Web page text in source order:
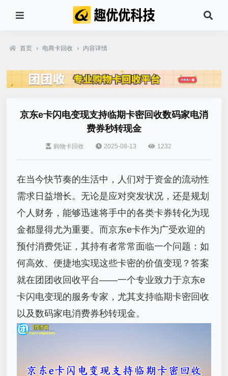
首页 › 电商卡回收 › 内容详情
京东e卡闪电变现支持临期卡密回收数码家电消
费券秒转现金
购物卡回收 2025-08-13 1232
在当今快节奏的生活中，人们对于资金的流动性
需求日益增长。无论是应对突发状况，还是规划
个人财务，能够迅速将手中的各类卡券转化为现
金都显得尤为重要。而京东e卡作为广受欢迎的
预付消费凭证，其持有者常常面临一个问题：如
何高效、便捷地实现这些卡密的价值变现？答案
就在团团收回收平台——一个专业致力于京东e
卡闪电变现的服务专家，尤其支持临期卡密回收
以及数码家电消费券秒转现金。